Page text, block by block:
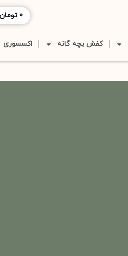
کفش بچه گانه اکسسوری
0